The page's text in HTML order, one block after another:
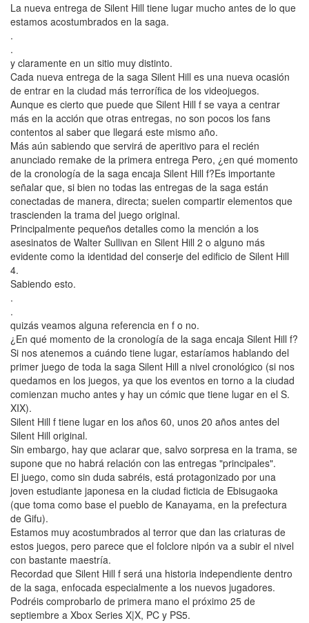
La nueva entrega de Silent Hill tiene lugar mucho antes de lo que
estamos acostumbrados en la saga.
.
.
y claramente en un sitio muy distinto.
Cada nueva entrega de la saga Silent Hill es una nueva ocasión
de entrar en la ciudad más terrorífica de los videojuegos.
Aunque es cierto que puede que Silent Hill f se vaya a centrar
más en la acción que otras entregas, no son pocos los fans
contentos al saber que llegará este mismo año.
Más aún sabiendo que servirá de aperitivo para el recién
anunciado remake de la primera entrega Pero, ¿en qué momento
de la cronología de la saga encaja Silent Hill f?Es importante
señalar que, si bien no todas las entregas de la saga están
conectadas de manera, directa; suelen compartir elementos que
trascienden la trama del juego original.
Principalmente pequeños detalles como la mención a los
asesinatos de Walter Sullivan en Silent Hill 2 o alguno más
evidente como la identidad del conserje del edificio de Silent Hill
4.
Sabiendo esto.
.
.
quizás veamos alguna referencia en f o no.
¿En qué momento de la cronología de la saga encaja Silent Hill f?
Si nos atenemos a cuándo tiene lugar, estaríamos hablando del
primer juego de toda la saga Silent Hill a nivel cronológico (si nos
quedamos en los juegos, ya que los eventos en torno a la ciudad
comienzan mucho antes y hay un cómic que tiene lugar en el S.
XIX).
Silent Hill f tiene lugar en los años 60, unos 20 años antes del
Silent Hill original.
Sin embargo, hay que aclarar que, salvo sorpresa en la trama, se
supone que no habrá relación con las entregas "principales".
El juego, como sin duda sabréis, está protagonizado por una
joven estudiante japonesa en la ciudad ficticia de Ebisugaoka
(que toma como base el pueblo de Kanayama, en la prefectura
de Gifu).
Estamos muy acostumbrados al terror que dan las criaturas de
estos juegos, pero parece que el folclore nipón va a subir el nivel
con bastante maestría.
Recordad que Silent Hill f será una historia independiente dentro
de la saga, enfocada especialmente a los nuevos jugadores.
Podréis comprobarlo de primera mano el próximo 25 de
septiembre a Xbox Series X|X, PC y PS5.